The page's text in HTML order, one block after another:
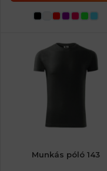
Munkás póló 143